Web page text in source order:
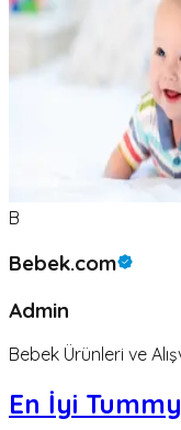
B
Bebek.com
Admin
Bebek Ürünleri ve
En İyi